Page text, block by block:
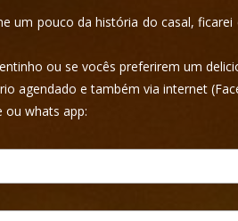
um pouco da história do casal,
ou se vocês preferirem um
agendado e também via internet
whats app: